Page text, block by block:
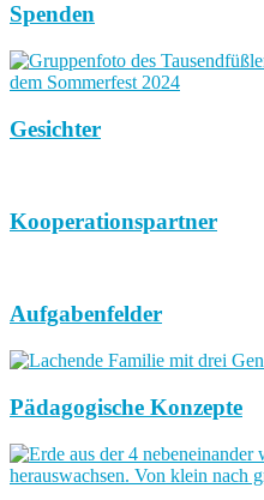
Spenden
Gesichter
Kooperationspartner
Aufgabenfelder
Pädagogische Konzepte